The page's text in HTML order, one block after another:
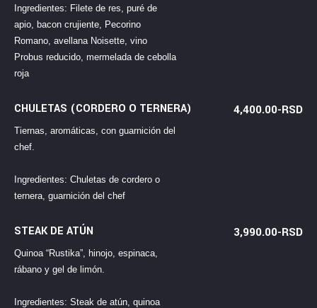
Ingredientes: Filete de res, puré de
apio, bacon crujiente, Pecorino
Romano, avellana Noisette, vino
Probus reducido, mermelada de cebolla
roja
CHULETAS (CORDERO O TERNERA) 4,400.00-RSD
Tiernas, aromáticas, con guarnición del
chef.
Ingredientes: Chuletas de cordero o
ternera, guarnición del chef
STEAK DE ATÚN 3,990.00-RSD
Quinoa “Rustika”, hinojo, espinaca,
rábano y gel de limón.
Ingredientes: Steak de atún, quinoa